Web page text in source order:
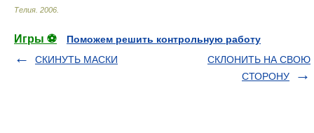
Телия 2006
Игры ⚽
Поможем решить контрольную работу
СКИНУТЬ МАСКИ
СКЛОНИТЬ НА СВОЮ
СТОРОНУ